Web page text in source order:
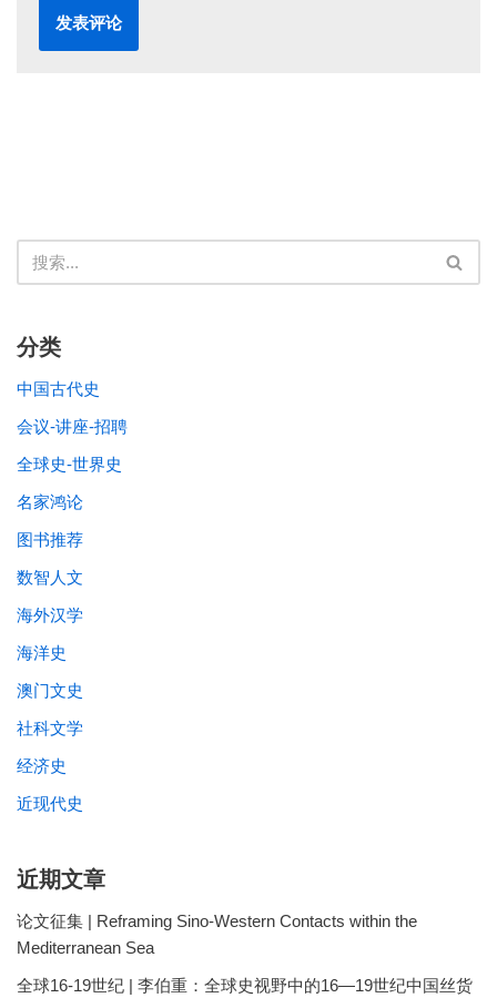
分类
中国古代史
会议-讲座-招聘
全球史-世界史
名家鸿论
图书推荐
数智人文
海外汉学
海洋史
澳门文史
社科文学
经济史
近现代史
近期文章
论文征集 | Reframing Sino-Western Contacts within the
Mediterranean Sea
全球16-19世纪 | 李伯重：全球史视野中的16—19世纪中国丝货